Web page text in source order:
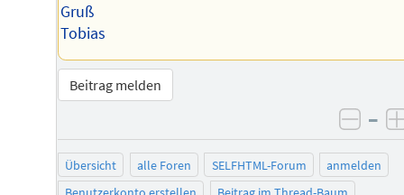
Gruß
Tobias
Beitrag melden
–
Übersicht alle Foren SELFHTML-Forum
anmelden